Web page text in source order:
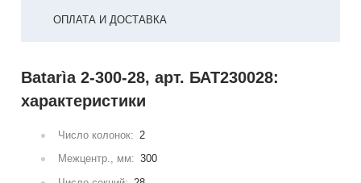
ОПЛАТА И ДОСТАВКА
Batarìa 2-300-28, арт. БАТ230028:
характеристики
Число колонок: 2
Межцентр., мм: 300